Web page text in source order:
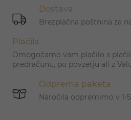
Dostava
Brezplačna poštnina za
Plačila
Omogočamo vam plačilo s
predračunu, po povzetju ali z
Odprema paketa
Naročila odpremimo v 1-